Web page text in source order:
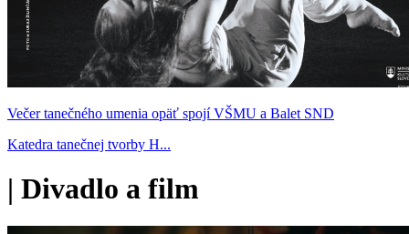
Večer tanečného umenia opäť spojí VŠMU a Balet SND
Katedra tanečnej tvorby H...
| Divadlo a film